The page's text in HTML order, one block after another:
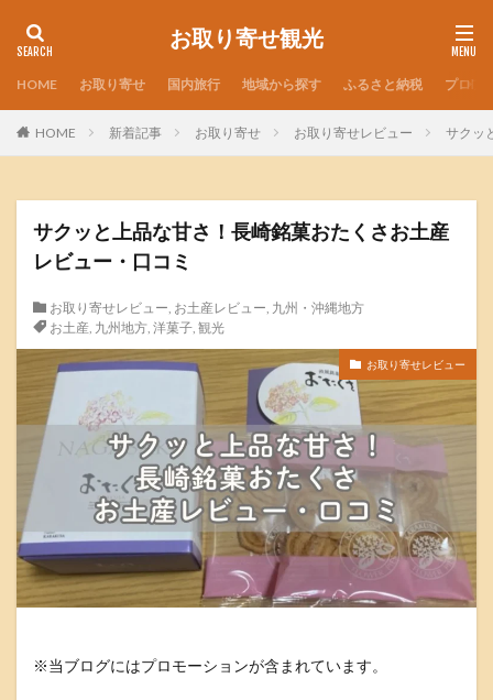
お取り寄せ観光
HOME お取り寄せ 国内旅行 地域から探す ふるさと納税 プロフ
HOME 新着記事 お取り寄せ お取り寄せレビュー サクッ
サクッと上品な甘さ！長崎銘菓おたくさお土産
レビュー・口コミ
お取り寄せレビュー, お土産レビュー, 九州・沖縄地方
お土産, 九州地方, 洋菓子, 観光
お取り寄せレビュー
※当ブログにはプロモーションが含まれています。